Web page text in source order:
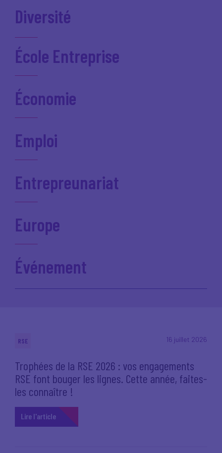
Diversité
École Entreprise
Économie
Emploi
Entrepreunariat
Europe
Événement
16 juillet 2026
RSE
Trophées de la RSE 2026 : vos engagements
RSE font bouger les lignes. Cette année, faites-
les connaître !
Lire l'article